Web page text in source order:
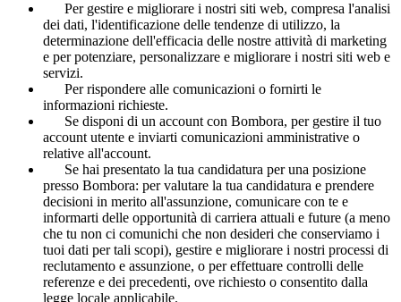
Per gestire e migliorare i nostri siti web, compresa l'analisi
dei dati, l'identificazione delle tendenze di utilizzo, la
determinazione dell'efficacia delle nostre attività di marketing
e per potenziare, personalizzare e migliorare i nostri siti web e
servizi.
Per rispondere alle comunicazioni o fornirti le
informazioni richieste.
Se disponi di un account con Bombora, per gestire il tuo
account utente e inviarti comunicazioni amministrative o
relative all'account.
Se hai presentato la tua candidatura per una posizione
presso Bombora: per valutare la tua candidatura e prendere
decisioni in merito all'assunzione, comunicare con te e
informarti delle opportunità di carriera attuali e future (a meno
che tu non ci comunichi che non desideri che conserviamo i
tuoi dati per tali scopi), gestire e migliorare i nostri processi di
reclutamento e assunzione, o per effettuare controlli delle
referenze e dei precedenti, ove richiesto o consentito dalla
legge locale applicabile.